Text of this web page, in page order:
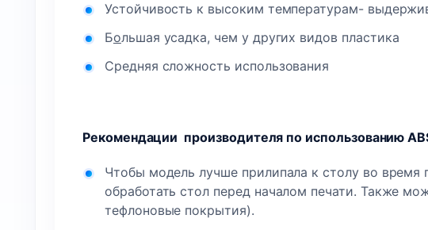
Устойчивость к высоким температурам-
Большая усадка, чем у других видов пластика
Средняя сложность использования
Рекомендации производителя по использованию
Чтобы модель лучше прилипала к столу во время
обработать стол перед началом печати. Также
тефлоновые покрытия).